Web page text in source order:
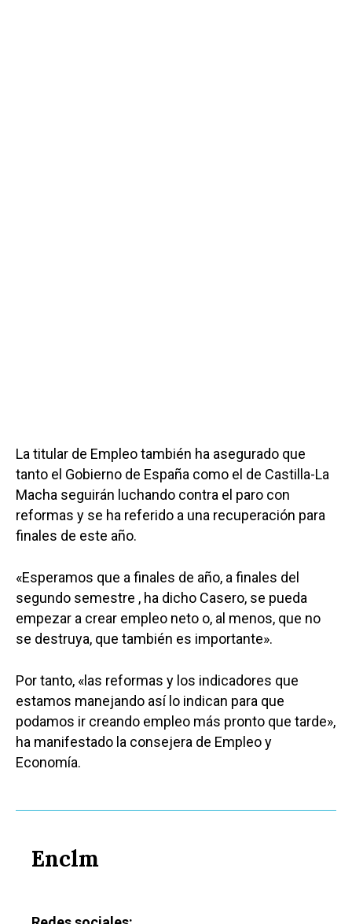
La titular de Empleo también ha asegurado que
tanto el Gobierno de España como el de Castilla-La
Macha seguirán luchando contra el paro con
reformas y se ha referido a una recuperación para
finales de este año.
«Esperamos que a finales de año, a finales del
segundo semestre , ha dicho Casero, se pueda
empezar a crear empleo neto o, al menos, que no
se destruya, que también es importante».
Por tanto, «las reformas y los indicadores que
estamos manejando así lo indican para que
podamos ir creando empleo más pronto que tarde»,
ha manifestado la consejera de Empleo y
Economía.
Enclm